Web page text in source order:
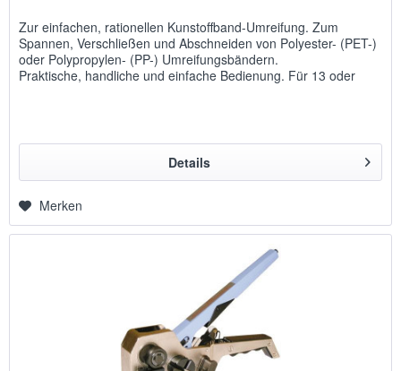
Zur einfachen, rationellen Kunstoffband-Umreifung. Zum
Spannen, Verschließen und Abschneiden von Polyester- (PET-)
oder Polypropylen- (PP-) Umreifungsbändern.
Praktische, handliche und einfache Bedienung. Für 13 oder
Details
Merken